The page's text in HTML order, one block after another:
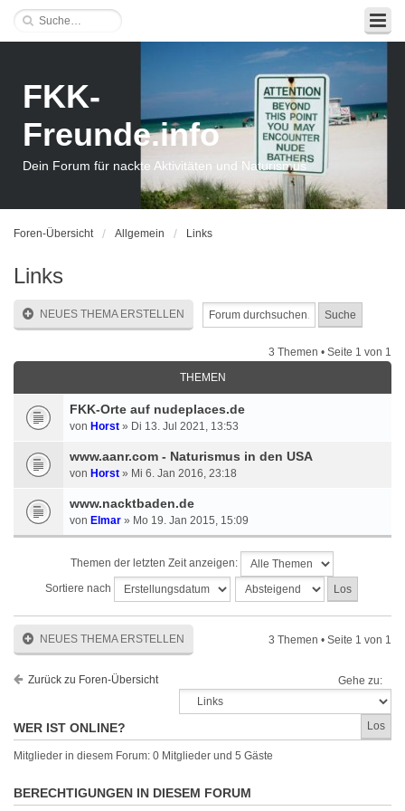
FKK-
Freunde.info
Dein Forum für nackte Aktivitäten und Naturismus
Foren-Übersicht Allgemein Links
Links
NEUES THEMA ERSTELLEN
3 Themen • Seite 1 von 1
THEMEN
FKK-Orte auf nudeplaces.de
von Horst » Di 13. Jul 2021, 13:53
www.aanr.com - Naturismus in den USA
von Horst » Mi 6. Jan 2016, 23:18
www.nacktbaden.de
von Elmar » Mo 19. Jan 2015, 15:09
Themen der letzten Zeit anzeigen:
Sortiere nach
NEUES THEMA ERSTELLEN 3 Themen • Seite 1 von 1
Zurück zu Foren-Übersicht Gehe zu:
WER IST ONLINE?
Mitglieder in diesem Forum: 0 Mitglieder und 5 Gäste
BERECHTIGUNGEN IN DIESEM FORUM